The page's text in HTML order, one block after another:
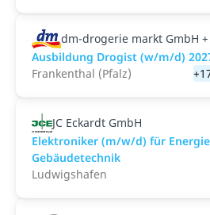
dm-drogerie markt GmbH +
Ausbildung Drogist (w/m/d)
Frankenthal (Pfalz)
JC Eckardt GmbH
Elektroniker (m/w/d) für
Gebäudetechnik
Ludwigshafen